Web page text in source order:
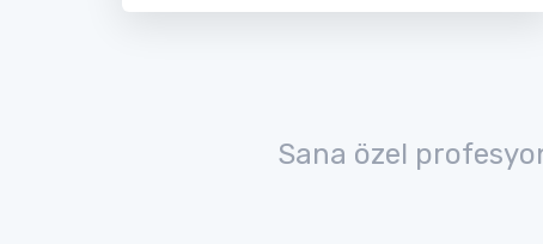
Sana özel